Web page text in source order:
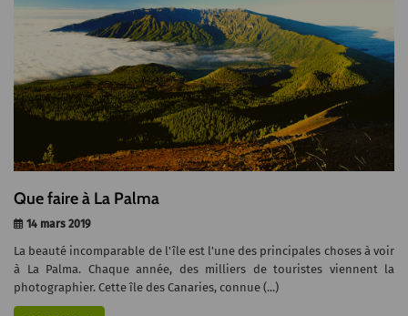
Que faire à La Palma
14 mars 2019
La beauté incomparable de l'île est l'une des principales choses à voir
à La Palma. Chaque année, des milliers de touristes viennent la
photographier. Cette île des Canaries, connue (...)